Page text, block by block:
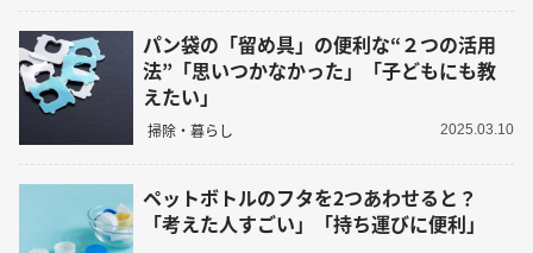
パン袋の「留め具」の便利な“２つの活用
法”「思いつかなかった」「子どもにも教
えたい」
掃除・暮らし 2025.03.10
ペットボトルのフタを2つあわせると？
「考えた人すごい」「持ち運びに便利」